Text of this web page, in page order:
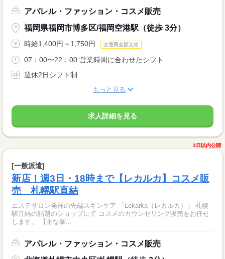
アパレル・ファッション・コスメ販売
福岡県福岡市博多区/福岡空港駅（徒歩 3分）
時給1,400円～1,750円 交通費全額支給
07：00〜22：00 営業時間に合わせたシフト...
週休2日シフト制
もっと見る
求人詳細を見る
3日以内公開
[一般派遣]
新店！週3日・18時まで【レカルカ】コスメ販
売 札幌駅直結
エステサロン発祥の先端スキンケア 「Lekarka（レカルカ）」 札幌
駅直結の話題のショップにて コスメのカウンセリング販売をお任せ
します。 【主な業...
アパレル・ファッション・コスメ販売